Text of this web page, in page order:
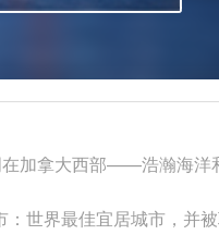
加拿大西部——浩瀚海
：世界最佳宜居城市，